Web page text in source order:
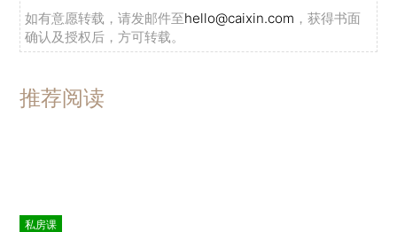
如有意愿转载，请发邮件至hello@caixin.com ，获得书面
确认及授权后，方可转载。
推荐阅读
私房课